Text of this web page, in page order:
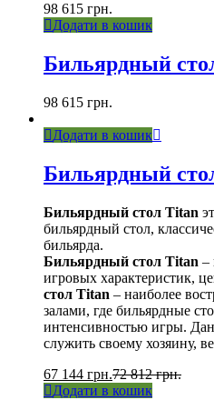
98 615 грн.
Додати в кошик
Бильярдный
98 615 грн.
Додати в кошик
Бильярдный
Бильярдный стол Titan
бильярдный стол,
бильярда.
Бильярдный стол Titan –
игровых характеристик,
стол Titan – наиболее
залами, где бильярдные
интенсивностью игры.
служить своему хозяину,
67 144 грн.72 812грн.
Додати в кошик